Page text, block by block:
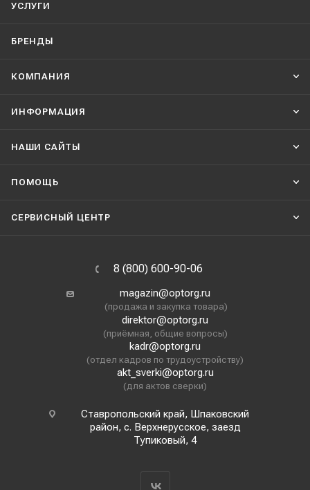
УСЛУГИ
БРЕНДЫ
КОМПАНИЯ
ИНФОРМАЦИЯ
НАШИ CАЙТЫ
ПОМОЩЬ
СЕРВИСНЫЙ ЦЕНТР
8 (800) 600-90-06
magazin@optorg.ru
(продажа и закупка товара)
direktor@optorg.ru
(приёмная, общие вопросы)
kadr@optorg.ru
(отдел кадров по трудоустройству)
akt_sverki@optorg.ru
(для актов сверки)
Ставропольский край, Шпаковский
район, с. Верхнерусское, заезд
Тупиковый, 4